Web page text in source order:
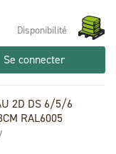
Disponibilité
Se connecter
2D DS 6/5/6
RAL6005